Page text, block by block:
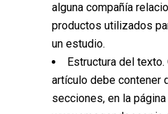
alguna compañía
productos utilizados
un estudio.
Estructura del texto.
artículo debe contener
secciones, en la página